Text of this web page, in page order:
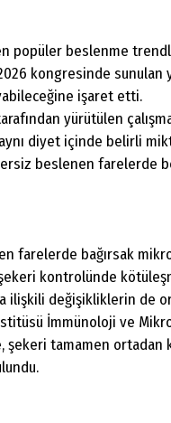
popüler beslenme
kongresinde sunulan
işaret etti.
yürütülen
diyet içinde belirli
beslenen farelerde
farelerde bağırsak
kontrolünde
ilişkili değişikliklerin de
İmmünoloji ve
şekeri tamamen ortadan